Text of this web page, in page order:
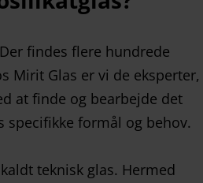
findes flere hundrede
Mirit Glas er vi de eksperter,
at finde og bearbejde det
specifikke formål og behov.
teknisk glas. Hermed